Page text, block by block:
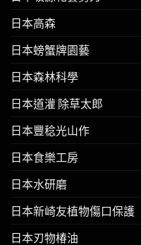
日本高森
日本螃蟹牌園藝
日本森林科學
日本道灌 除草太郎
日本豐稔光山作
日本食樂工房
日本水研磨
日本新崎友植物傷口保護
日本刃物椿油